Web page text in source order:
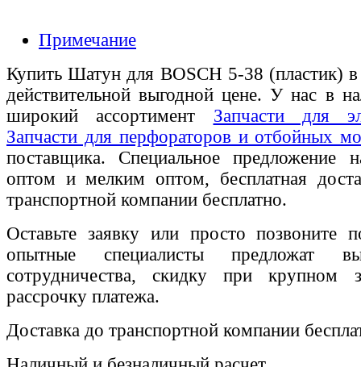
Примечание
Купить Шатун для BOSCH 5-38 (пластик)
действительной выгодной цене. У нас в
широкий ассортимент Запчасти для
Запчасти для перфораторов и отбойных
поставщика. Специальное предложение
оптом и мелким оптом, бесплатная
транспортной компании бесплатно.
Оставьте заявку или просто позвоните
опытные специалисты предложат
сотрудничества, скидку при крупном
рассрочку платежа.
Доставка до транспортной компании